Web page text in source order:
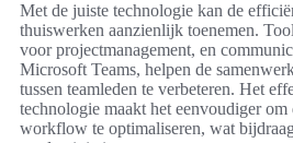
Met de juiste technologie kan de
thuiswerken aanzienlijk toenemen.
voor projectmanagement, en
Microsoft Teams, helpen de
tussen teamleden te verbeteren. Het
technologie maakt het eenvoudiger om
workflow te optimaliseren, wat